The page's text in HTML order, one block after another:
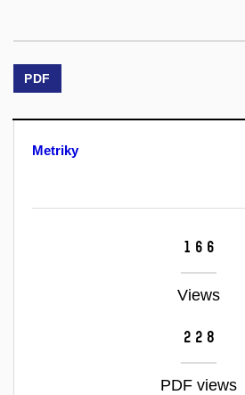
PDF
Metriky
166
Views
228
PDF views